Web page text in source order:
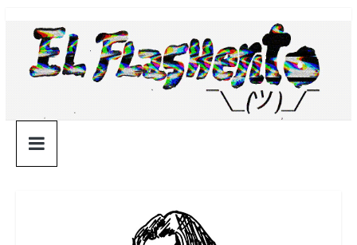
contenido
¯\_(ツ)_/
¯